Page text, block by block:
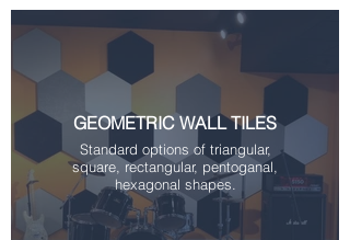
GEOMETRIC WALL TILES
Standard options of triangular,
square, rectangular, pentoganal,
hexagonal shapes.